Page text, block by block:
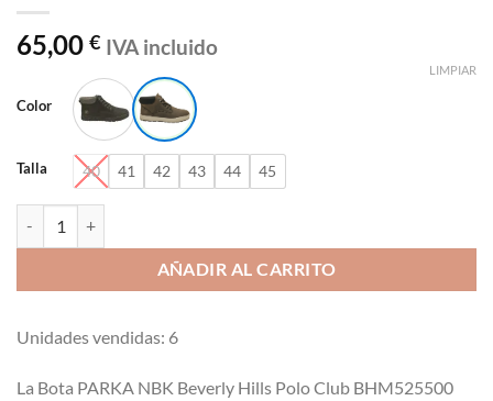
65,00 € IVA incluido
Color
Talla 40 41 42 43 44 45
LIMPIAR
AÑADIR AL CARRITO
Unidades vendidas: 6
La Bota PARKA NBK Beverly Hills Polo Club BHM525500